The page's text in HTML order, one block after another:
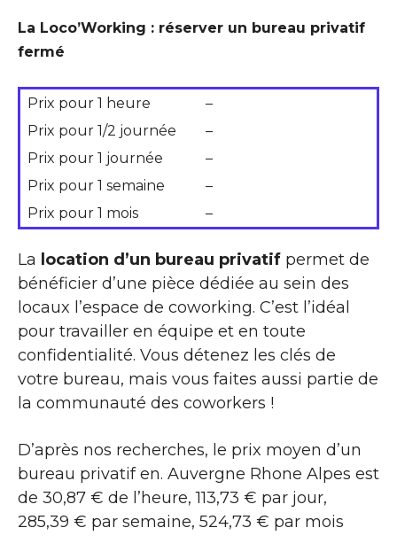
La Loco’Working : réserver un bureau privatif
fermé
Prix pour 1 heure
–
Prix pour 1/2 journée
–
Prix pour 1 journée
–
Prix pour 1 semaine
–
Prix pour 1 mois
–
La location d’un bureau privatif permet de
bénéficier d’une pièce dédiée au sein des
locaux l’espace de coworking. C’est l’idéal
pour travailler en équipe et en toute
confidentialité. Vous détenez les clés de
votre bureau, mais vous faites aussi partie de
la communauté des coworkers !
D’après nos recherches, le prix moyen d’un
bureau privatif en. Auvergne Rhone Alpes est
de 30,87 € de l’heure, 113,73 € par jour,
285,39 € par semaine, 524,73 € par mois